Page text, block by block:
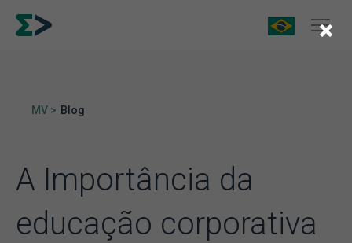
MV > Blog
A Importância da
educação corporativa
×